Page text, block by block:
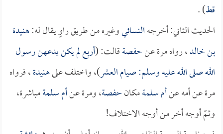
قط) .
الحديث الثاني: أخرجهالنسائيوغيره من طريق راوٍ يقال له:هنيدة
بن خالد، رواه مرة عنحفصةقالت: (أربع لم يكن يدعهن رسول
الله صلى الله عليه وسلم: صيام العشر)، واختلف علىهنيدة، فرواه
مرة عن أمه عنأم سلمةمكانحفصة، ومرة عنأم سلمةمباشرة،
وثمّ أوجه أخر من أوجه الاختلاف!